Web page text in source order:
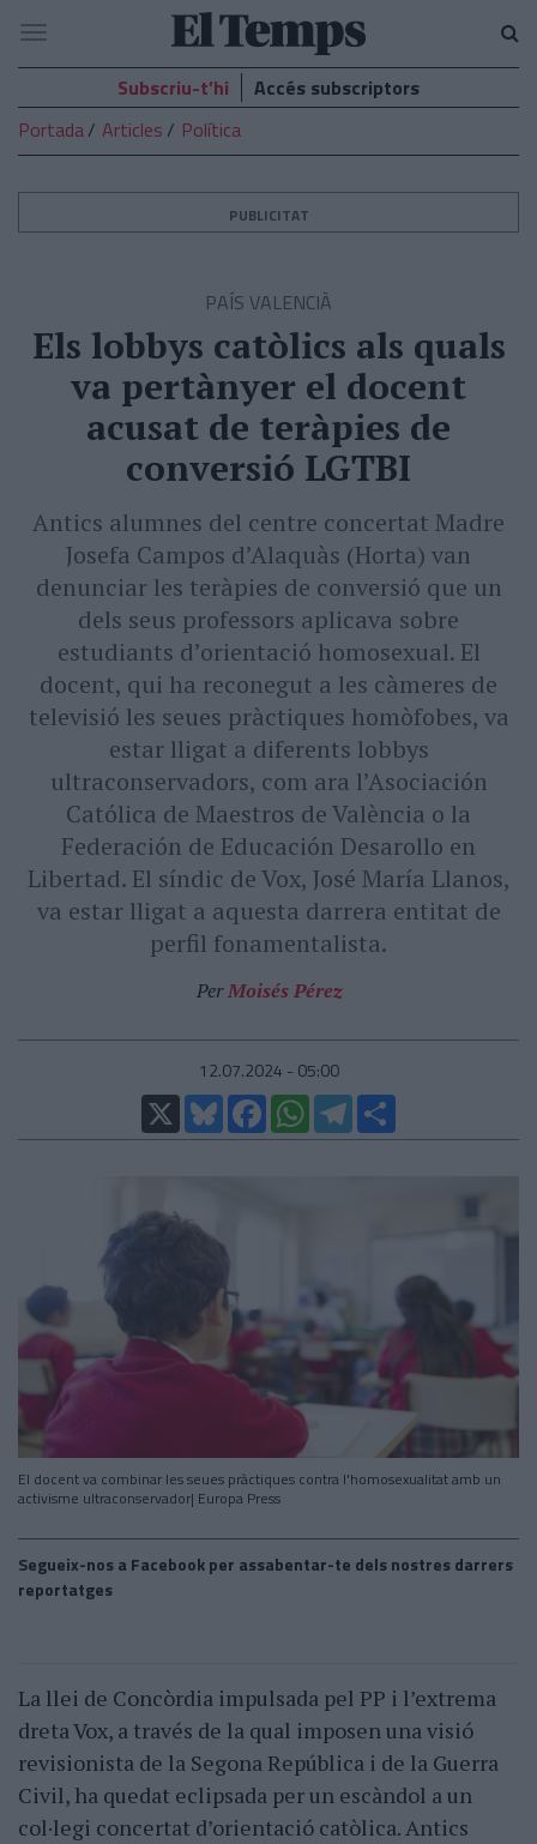
El
Temps
Navegació
Subscriu-t’hi
Accés subscriptors
Portada
Articles Política
PUBLICITAT
PAÍS VALENCIÀ
Els lobbys catòlics als quals
va pertànyer el docent
acusat de teràpies de
conversió LGTBI
Antics alumnes del centre concertat Madre
Josefa Campos d’Alaquàs (Horta) van
denunciar les teràpies de conversió que un
dels seus professors aplicava sobre
estudiants d’orientació homosexual. El
docent, qui ha reconegut a les càmeres de
televisió les seues pràctiques homòfobes, va
estar lligat a diferents lobbys
ultraconservadors, com ara l’Asociación
Católica de Maestros de València o la
Federación de Educación Desarollo en
Libertad. El síndic de Vox, José María Llanos,
va estar lligat a aquesta darrera entitat de
perfil fonamentalista.
PerMoisés Pérez
12.07.2024 - 05:00
X
BlueskyFacebookWhatsAppTelegram
El docent va combinar les seues pràctiques contra l'homosexualitat amb un
activisme ultraconservador| Europa Press
Segueix-nos a Facebook per assabentar-te dels nostres darrers
reportatges
La llei de Concòrdia impulsada pel PP i l’extrema
dreta Vox, a través de la qual imposen una visió
revisionista de la Segona República i de la Guerra
Civil, ha quedat eclipsada per un escàndol a un
col·legi concertat d’orientació catòlica. Antics